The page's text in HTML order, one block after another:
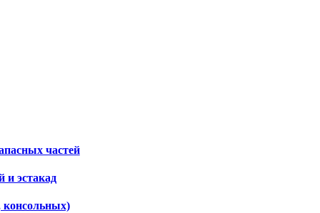
частей
и эстакад
консольных)